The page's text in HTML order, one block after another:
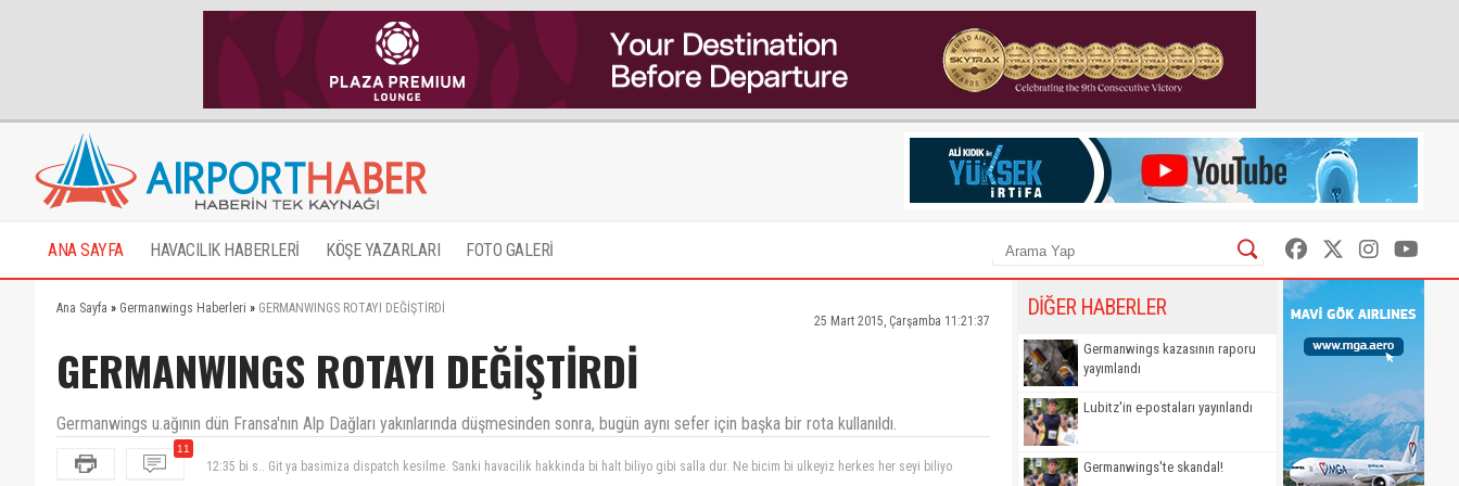
ANA SAYFA HAVACILIK HABERLERİ KÖŞE YAZARLARI FOTO GALERİ
Ana Sayfa » Germanwings Haberleri » GERMANWINGS ROTAYI DEĞİŞTİRDİ
25 Mart 2015, Çarşamba 11:21:37
GERMANWINGS ROTAYI DEĞİŞTİRDİ
Germanwings u.ağının dün Fransa'nın Alp Dağları yakınlarında düşmesinden sonra, bugün aynı sefer için başka bir rota kullanıldı.
11
Dün bu rota'yı önerdiğimde dalga geçen Berzo, gördün mü şimdi.
DİĞER HABERLER
Germanwings kazasının raporu
yayımlandı
Lubitz'in e-postaları yayınlandı
Germanwings'te skandal!